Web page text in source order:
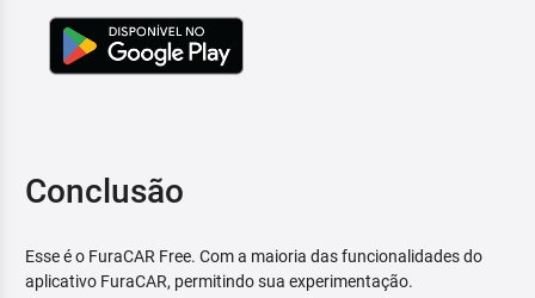
Conclusão
Esse é o FuraCAR Free. Com a maioria das funcionalidades do
aplicativo FuraCAR, permitindo sua experimentação.